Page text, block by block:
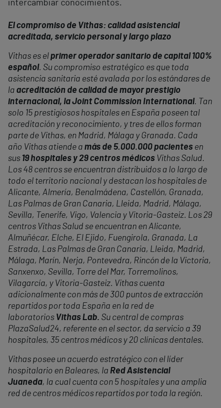
intercambiar conocimientos.
El compromiso de Vithas: calidad asistencial
acreditada, servicio personal y largo plazo
Vithas es elprimer operador sanitario de capital 100%
español. Su compromiso estratégico es que toda
asistencia sanitaria esté avalada por los estándares de
la acreditación de calidad de mayor prestigio
internacional, la Joint Commission International. Tan
solo 15 prestigiosos hospitales en España poseen tal
acreditación y reconocimiento, y tres de ellos forman
parte de Vithas, en Madrid, Málaga y Granada. Cada
año Vithas atiende a más de 5.000.000 pacientes en
sus 19 hospitales y 29 centros médicos Vithas Salud.
Los 48 centros se encuentran distribuidos a lo largo de
todo el territorio nacional y destacan los hospitales de
Alicante, Almería, Benalmádena, Castellón, Granada,
Las Palmas de Gran Canaria, Lleida, Madrid, Málaga,
Sevilla, Tenerife, Vigo, Valencia y Vitoria-Gasteiz. Los 29
centros Vithas Salud se encuentran en Alicante,
Almuñécar, Elche, El Ejido, Fuengirola, Granada, La
Estrada, Las Palmas de Gran Canaria, Lleida, Madrid,
Málaga, Marín, Nerja, Pontevedra, Rincón de la Victoria,
Sanxenxo, Sevilla, Torre del Mar, Torremolinos,
Vilagarcía, y Vitoria-Gasteiz. Vithas cuenta
adicionalmente con más de 300 puntos de extracción
repartidos por toda España en la red de
laboratorios Vithas Lab. Su central de compras
PlazaSalud24, referente en el sector, da servicio a 39
hospitales, 35 centros médicos y 20 clínicas dentales.
Vithas posee un acuerdo estratégico con el líder
hospitalario en Baleares, la Red Asistencial
Juaneda, la cual cuenta con 5 hospitales y una amplia
red de centros médicos repartidos por toda la región.